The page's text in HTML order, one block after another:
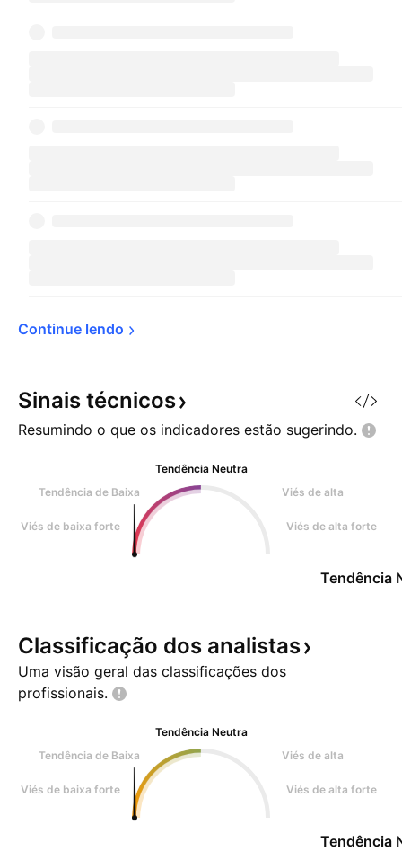
Continue lendo
Sinais técnicos
Resumindo o que os indicadores estão sugerindo.
Tendência Neutra
Tendência de Baixa
Viés de alta
Viés de baixa forte Viés de alta forte
Tendência
Classificação dos analistas
Uma visão geral das classificações dos
profissionais.
Tendência Neutra
Tendência de Baixa
Viés de alta
Viés de baixa forte Viés de alta forte
Tendência